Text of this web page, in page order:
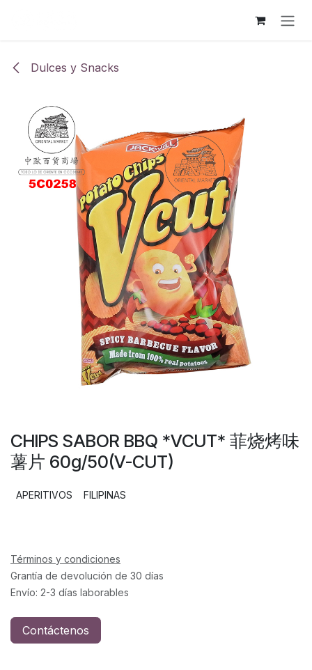
Dulces y Snacks
CHIPS SABOR BBQ *VCUT* 菲烧烤味
薯片 60g/50(V-CUT)
APERITIVOS FILIPINAS
Términos y condiciones
Grantía de devolución de 30 días
Envío: 2-3 días laborables
Contáctenos